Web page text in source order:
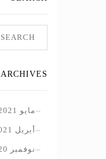
ARCHIVES
مايو 2021
أبريل 2021
نوفمبر 2020